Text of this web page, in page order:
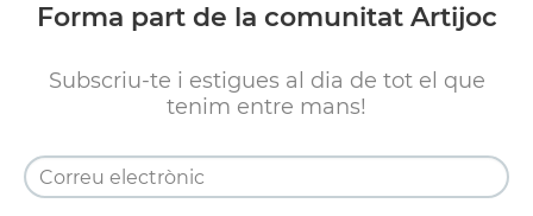
Forma part de la comunitat Artijoc
Subscriu-te i estigues al dia de tot el que
tenim entre mans!